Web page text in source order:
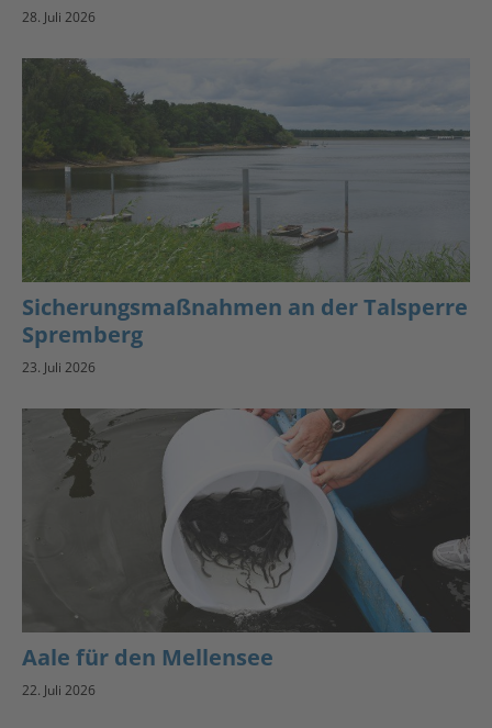
28. Juli 2026
Sicherungsmaßnahmen an der Talsperre
Spremberg
23. Juli 2026
Aale für den Mellensee
22. Juli 2026